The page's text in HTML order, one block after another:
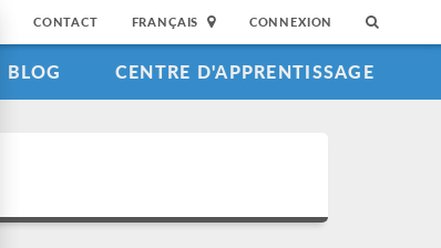
CONTACT FRANÇAIS CONNEXION
BLOG CENTRE D'APPRENTISSAGE